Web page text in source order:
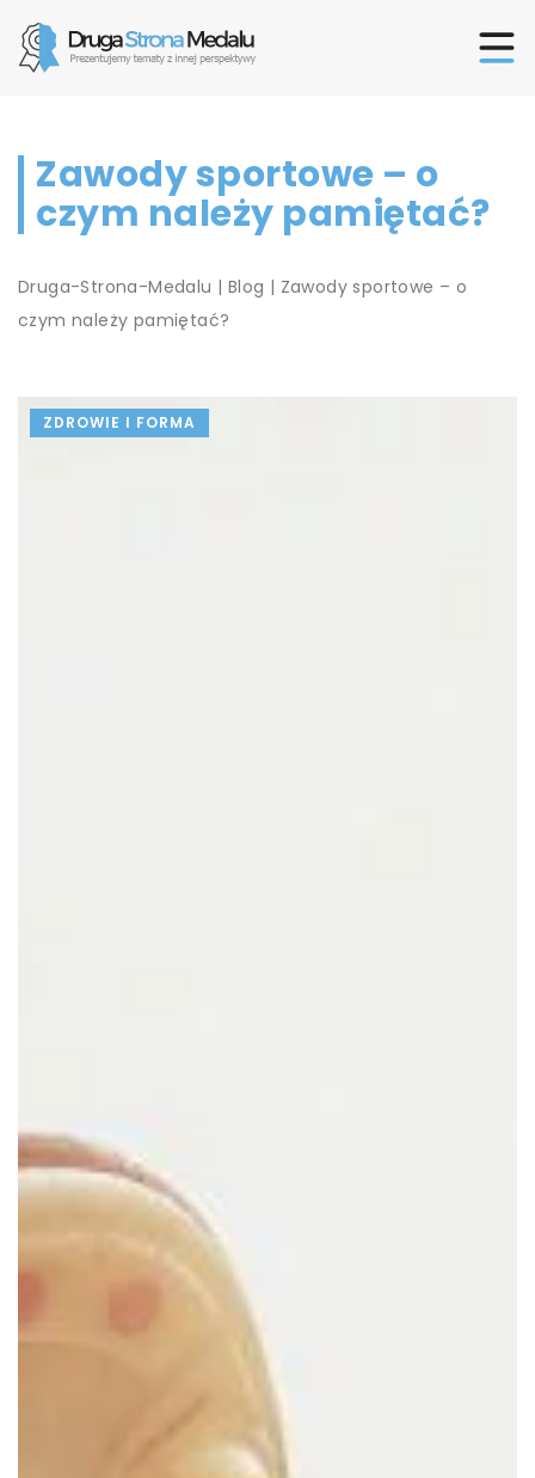
Zawody sportowe – o
czym należy pamiętać?
Druga-Strona-Medalu | Blog | Zawody sportowe – o
czym należy pamiętać?
ZDROWIE I FORMA